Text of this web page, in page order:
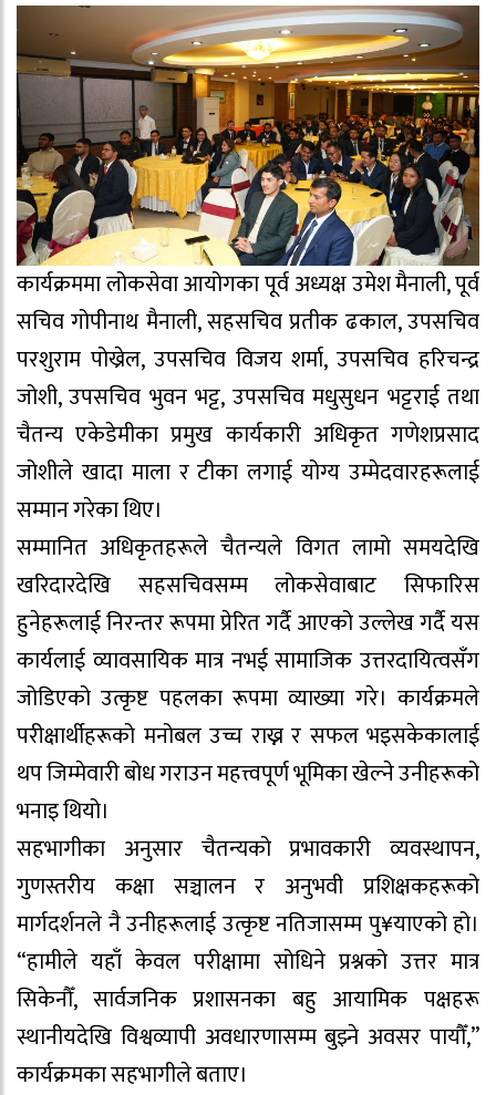
कार्यक्रममा लोकसेवा आयोगका पूर्व अध्यक्ष उमेश मैनाली, पूर्व
सचिव गोपीनाथ मैनाली, सहसचिव प्रतीक ढकाल, उपसचिव
परशुराम पोख्रेल, उपसचिव विजय शर्मा, उपसचिव हरिचन्द्र
जोशी, उपसचिव भुवन भट्ट, उपसचिव मधुसुधन भट्टराई तथा
चैतन्य एकेडेमीका प्रमुख कार्यकारी अधिकृत गणेशप्रसाद
जोशीले खादा माला र टीका लगाई योग्य उम्मेदवारहरूलाई
सम्मान गरेका थिए।
सम्मानित अधिकृतहरूले चैतन्यले विगत लामो समयदेखि
खरिदारदेखि सहसचिवसम्म लोकसेवाबाट सिफारिस
हुनेहरूलाई निरन्तर रूपमा प्रेरित गर्दै आएको उल्लेख गर्दै यस
कार्यलाई व्यावसायिक मात्र नभई सामाजिक उत्तरदायित्वसँग
जोडिएको उत्कृष्ट पहलका रूपमा व्याख्या गरे। कार्यक्रमले
परीक्षार्थीहरूको मनोबल उच्च राख्न र सफल भइसकेकालाई
थप जिम्मेवारी बोध गराउन महत्त्वपूर्ण भूमिका खेल्ने उनीहरूको
भनाइ थियो।
सहभागीका अनुसार चैतन्यको प्रभावकारी व्यवस्थापन,
गुणस्तरीय कक्षा सञ्चालन र अनुभवी प्रशिक्षकहरूको
मार्गदर्शनले नै उनीहरूलाई उत्कृष्ट नतिजासम्म पु¥याएको हो।
“हामीले यहाँ केवल परीक्षामा सोधिने प्रश्नको उत्तर मात्र
सिकेनौँ, सार्वजनिक प्रशासनका बहु आयामिक पक्षहरू
स्थानीयदेखि विश्वव्यापी अवधारणासम्म बुझ्ने अवसर पायौँ,”
कार्यक्रमका सहभागीले बताए।